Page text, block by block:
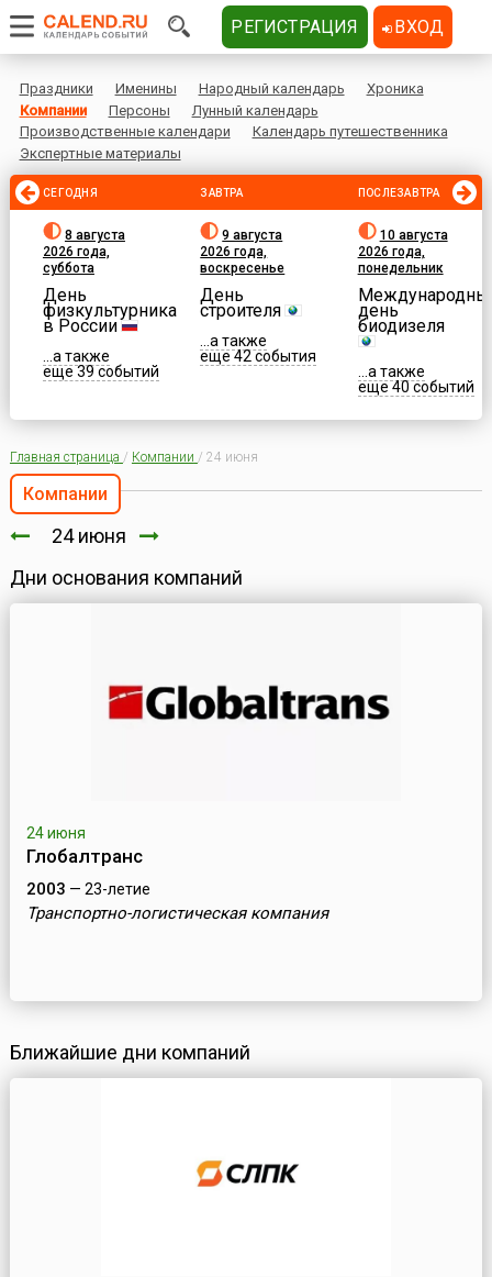
Праздники Именины Народный календарь
Хроника
Компании
Персоны
Лунный календарь
Производственные календари
Календарь путешественника
Экспертные материалы
СЕГОДНЯ
8 августа
2026 года,
суббота
День
физкультурника
в России
...а также
еще 39 событий
ЗАВТРА
9 августа
2026 года,
воскресенье
День
строителя
...а также
еще 42 события
ПОСЛЕЗАВТРА
10 августа
2026 года,
понедельник
день
биодизеля
...а также
еще 40 событий
Главная страница / Компании / 24 июня
Компании
24 июня
Дни основания компаний
24 июня
Глобалтранс
2003 — 23-летие
Транспортно-логистическая компания
Ближайшие дни компаний
РЕГИСТРАЦИЯ ВХОД